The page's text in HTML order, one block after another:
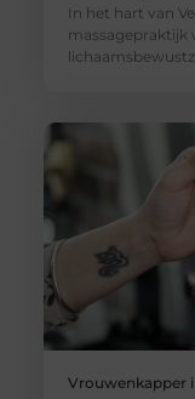
In het hart van
massagepraktijk
Vrouwenkapper